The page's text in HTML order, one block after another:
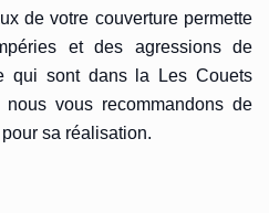
de votre couverture permette
et des agressions de
qui sont dans la Les Couets
vous recommandons de
sa réalisation.